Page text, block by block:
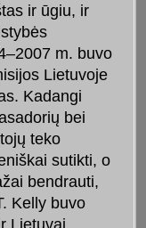
ir ūgiu, ir
m. buvo
Lietuvoje
Kadangi
bei
teko
sutikti, o
bendrauti,
Kelly buvo
Lietuvai